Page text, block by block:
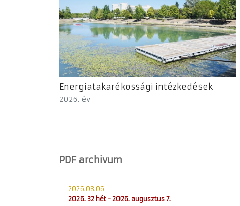
Energiatakarékossági intézkedések
2026. év
PDF archivum
2026.08.06
2026. 32 hét - 2026. augusztus 7.